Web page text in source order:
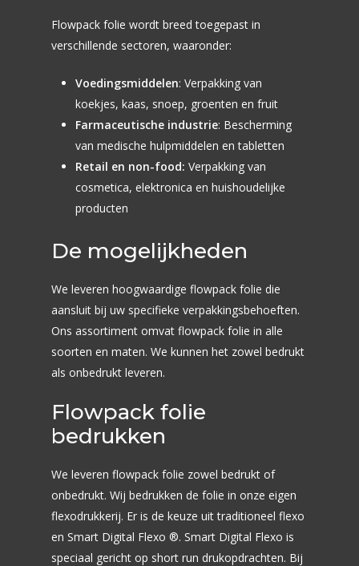
Flowpack folie wordt breed toegepast in
verschillende sectoren, waaronder:
Voedingsmiddelen: Verpakking van
koekjes, kaas, snoep, groenten en fruit
Farmaceutische industrie: Bescherming
van medische hulpmiddelen en tabletten
Retail en non-food:Verpakking van
cosmetica, elektronica en huishoudelijke
producten
De mogelijkheden
We leveren hoogwaardige flowpack folie die
aansluit bij uw specifieke verpakkingsbehoeften.
Ons assortiment omvat flowpack folie in alle
soorten en maten. We kunnen het zowel bedrukt
als onbedrukt leveren.
Flowpack folie
bedrukken
We leveren flowpack folie zowel bedrukt of
onbedrukt. Wij bedrukken de folie in onze eigen
flexodrukkerij. Er is de keuze uittraditioneel flexo
enSmart Digital Flexo ®. Smart Digital Flexo is
speciaal gericht op short run drukopdrachten. Bij
Snoep en Suikerwaren
Chocolade
Chips, Nootjes en
Kant-en-klaar
IJs
Soepen en Sauzen
Rozen
PET
Bio Based Folie
Laminaten
Topseal Folie
Flowpack folie
Doypack
Sachets
Inpakpapier
Vacatures
Duurzaamheid & MVO
Webcenter
Contact
Nieuwsbrief